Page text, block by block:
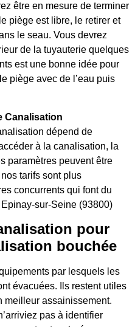
être en mesure de terminer
piège est libre, le retirer et
le seau. Vous devrez
de la tuyauterie quelques
est une bonne idée pour
piège avec de l’eau puis
Canalisation
dépend de
à la canalisation, la
paramètres peuvent être
tarifs sont plus
concurrents qui font du
sur-Seine (93800)
pour
bouchée
par lesquels les
évacuées. Ils restent utiles
meilleur assainissement.
pas à identifier